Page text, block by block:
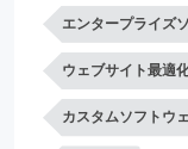
エンタープライズ
ウェブサイト最適
カスタムソフトウ